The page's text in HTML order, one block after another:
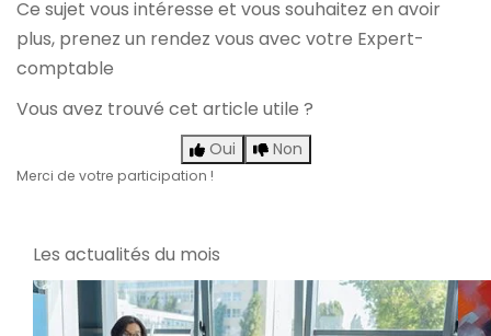
Ce sujet vous intéresse et vous souhaitez en avoir
plus, prenez un rendez vous avec votre Expert-
comptable
Vous avez trouvé cet article utile ?
Oui Non
Merci de votre participation !
Les actualités du mois